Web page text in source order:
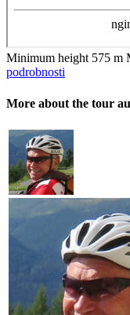
Minimum height 575 m
podrobnosti
More about the tour